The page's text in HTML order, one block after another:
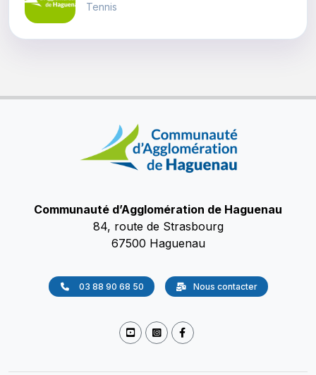
Tennis
Communauté d’Agglomération de Haguenau
84, route de Strasbourg
67500 Haguenau
03 88 90 68 50 Nous contacter